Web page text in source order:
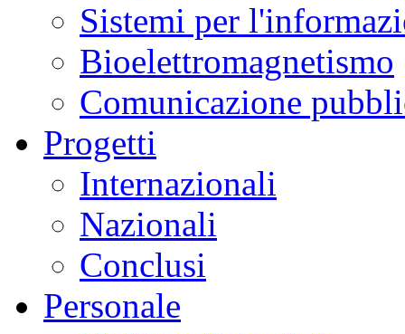
Sistemi per
Bioelettromagnetismo
Comunicazione
Progetti
Internazionali
Nazionali
Conclusi
Personale